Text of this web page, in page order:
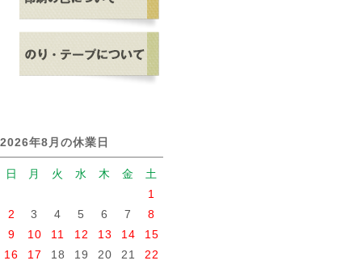
2026年8月の休業日
日 月 火 水 木 金
土
1
2
3 4 5 6 7
8
9
10 11 12 13 14
15
16
17 18 19 20 21
22